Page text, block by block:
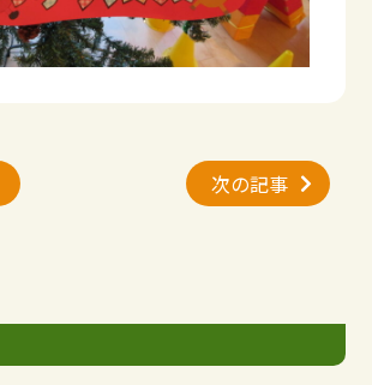
次の記事